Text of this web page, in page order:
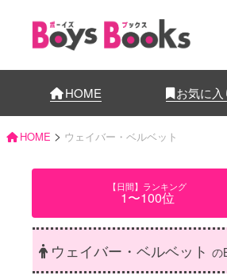
HOME お気に入
HOME > ウェイバー・ベルベット
【日間】ランキング
1〜100位
ウェイバー・ベルベットの